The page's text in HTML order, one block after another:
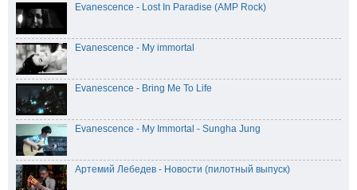
00:00
00:00
00:17
1x
2x
1.75x
1.5x
1.25x
1x
0.75x
Evanescence - Lost In Paradise (AMP Rock)
Evanescence - My immortal
Evanescence - Bring Me To Life
Evanescence - My Immortal - Sungha Jung
Артемий Лебедев - Новости (пилотный выпуск)